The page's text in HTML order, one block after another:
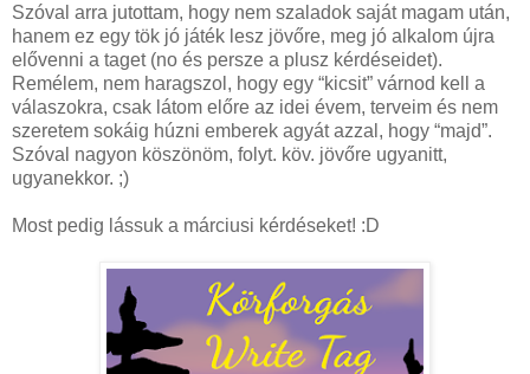
Szóval arra jutottam, hogy nem szaladok saját magam után,
hanem ez egy tök jó játék lesz jövőre, meg jó alkalom újra
elővenni a taget (no és persze a plusz kérdéseidet).
Remélem, nem haragszol, hogy egy “kicsit” várnod kell a
válaszokra, csak látom előre az idei évem, terveim és nem
szeretem sokáig húzni emberek agyát azzal, hogy “majd”.
Szóval nagyon köszönöm, folyt. köv. jövőre ugyanitt,
ugyanekkor. ;)
Most pedig lássuk a márciusi kérdéseket! :D